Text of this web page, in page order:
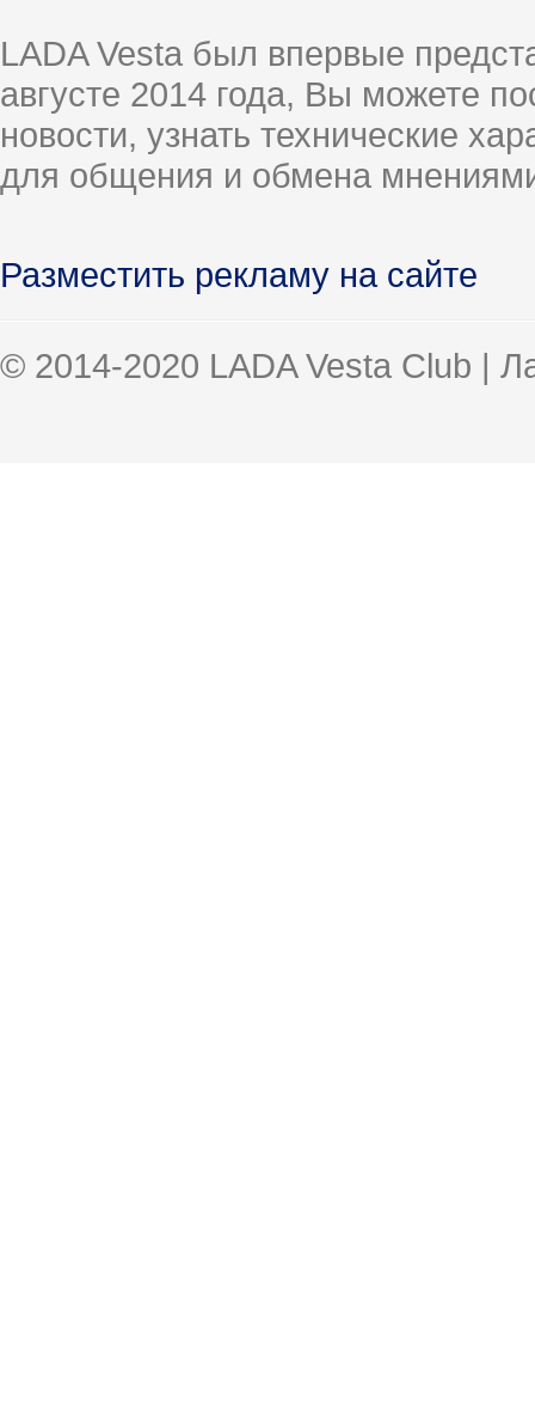
LADA Vesta был впервые
августе 2014 года, Вы можете
новости, узнать технические
для общения и обмена
Разместить рекламу на сайте
© 2014-2020 LADA Vesta Club |